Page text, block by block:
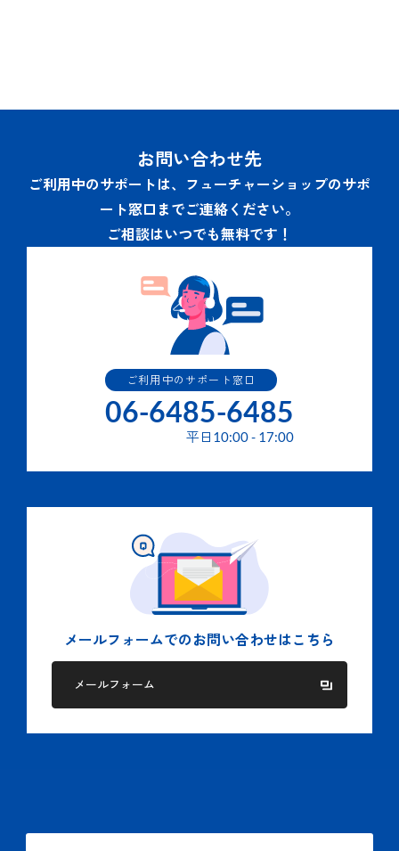
お問い合わせ先
ご利用中のサポートは、フューチャーショップのサポ
ート窓口までご連絡ください。
ご相談はいつでも無料です！
ご利用中のサポート窓口
06-6485-6485
平日 10:00- 17:00
メールフォームでの お問い合わせはこちら
メールフォーム